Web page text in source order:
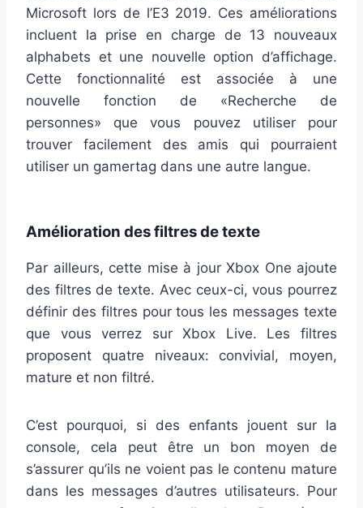
Microsoft lors de l’E3 2019. Ces améliorations
incluent la prise en charge de 13 nouveaux
alphabets et une nouvelle option d’affichage.
Cette fonctionnalité est associée à une
nouvelle fonction de «Recherche de
personnes» que vous pouvez utiliser pour
trouver facilement des amis qui pourraient
utiliser un gamertag dans une autre langue.
Amélioration des filtres de texte
Par ailleurs, cette mise à jour Xbox One ajoute
des filtres de texte. Avec ceux-ci, vous pourrez
définir des filtres pour tous les messages texte
que vous verrez sur Xbox Live. Les filtres
proposent quatre niveaux: convivial, moyen,
mature et non filtré.
C’est pourquoi, si des enfants jouent sur la
console, cela peut être un bon moyen de
s’assurer qu’ils ne voient pas le contenu mature
dans les messages d’autres utilisateurs. Pour